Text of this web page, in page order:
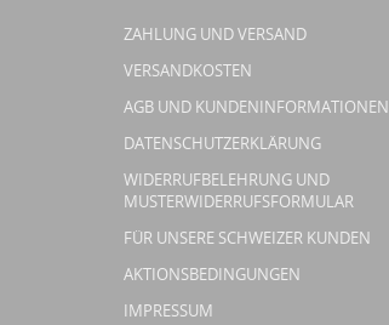
ZAHLUNG UND VERSAND
VERSANDKOSTEN
AGB UND KUNDENINFORMATIONEN
DATENSCHUTZERKLÄRUNG
WIDERRUFBELEHRUNG UND
MUSTERWIDERRUFSFORMULAR
FÜR UNSERE SCHWEIZER KUNDEN
AKTIONSBEDINGUNGEN
IMPRESSUM